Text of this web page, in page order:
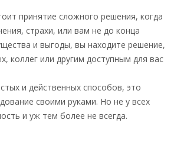
принятие сложного решения, когда
страхи, или вам не до конца
и выгоды, вы находите решение,
коллег или другим доступным для вас
и действенных способов, это
своими руками. Но не у всех
и уж тем более не всегда.